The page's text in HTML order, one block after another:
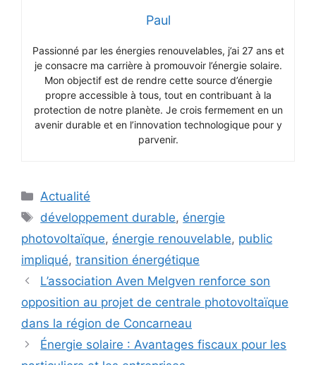
Paul
Passionné par les énergies renouvelables, j’ai 27 ans et
je consacre ma carrière à promouvoir l’énergie solaire.
Mon objectif est de rendre cette source d’énergie
propre accessible à tous, tout en contribuant à la
protection de notre planète. Je crois fermement en un
avenir durable et en l’innovation technologique pour y
parvenir.
Catégories
Actualité
Étiquettes
développement durable, énergie
photovoltaïque, énergie renouvelable, public
impliqué, transition énergétique
L’association Aven Melgven renforce son
opposition au projet de centrale photovoltaïque
dans la région de Concarneau
Énergie solaire : Avantages fiscaux pour les